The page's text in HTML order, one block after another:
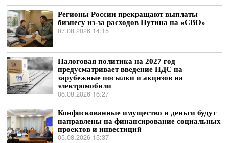
Регионы России прекращают выплаты
бизнесу из-за расходов Путина на «СВО»
07.08.2026 14:15
Налоговая политика на 2027 год
предусматривает введение НДС на
зарубежные посылки и акцизов на
электромобили
06.08.2026 16:27
Конфискованные имущество и деньги будут
направлены на финансирование социальных
проектов и инвестиций
05.08.2026 15:37